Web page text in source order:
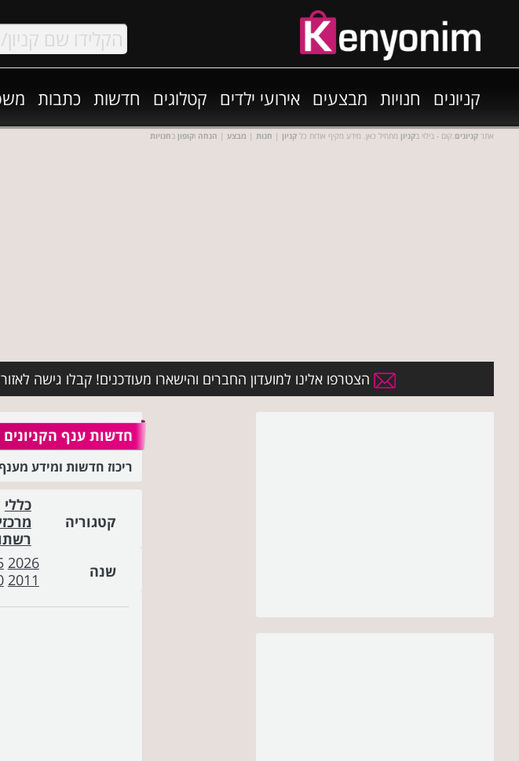
קניונים חנויות מבצעים אירועי ילדים קטלוגים חדשות כתבות
אתר קניונים.קום - בילוי בקניון מתחיל כאן. מידע מקיף אודות כל קניון | חנות | מבצע | הנחה וקופון בחנויות
הצטרפו אלינו למועדון החברים והישארו מעודכנים! קבלו גישה לאזור
חדשות ענף
ריכוז חדשות ומידע
קטגוריה
כללי
שנה
2026
2011